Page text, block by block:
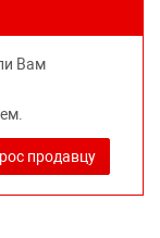
для
и
к
правильного
Законом
Вам
продавцу